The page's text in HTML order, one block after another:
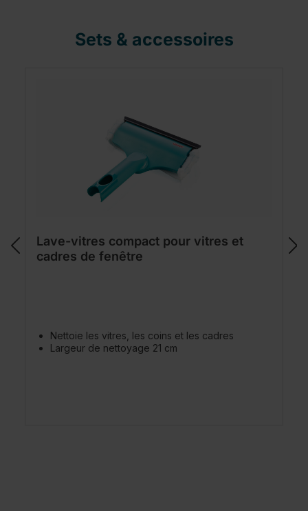
Sets & accessoires
Lave-vitres compact pour vitres et
cadres de fenêtre
Nettoie les vitres, les coins et les cadres
Largeur de nettoyage 21 cm